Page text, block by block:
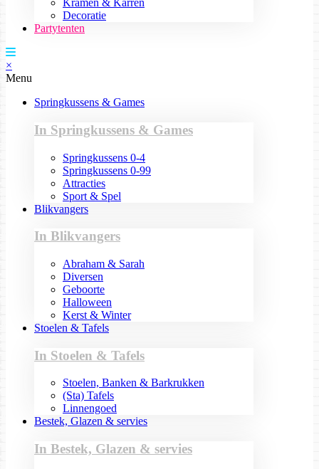
Kramen & Karren
Decoratie
Partytenten
×
Menu
Springkussens & Games
In Springkussens & Games
Springkussens 0-4
Springkussens 0-99
Attracties
Sport & Spel
Blikvangers
In Blikvangers
Abraham & Sarah
Diversen
Geboorte
Halloween
Kerst & Winter
Stoelen & Tafels
In Stoelen & Tafels
Stoelen, Banken & Barkrukken
(Sta) Tafels
Linnengoed
Bestek, Glazen & servies
In Bestek, Glazen & servies